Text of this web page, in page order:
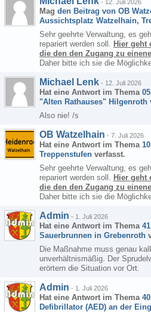
- 12. Juli 2026
Mag den Beitrag von OB
Aussichtsplatz Watzelhain,
Sehr geehrte Verwaltung, es
repariert werden soll. Hier geht
die den den Zugang zu
Daher bitte ich sie die
Michael Lenk - 12. Juli 2026
Hat eine Antwort im Thema
"Alten Rathauses" Hilgenroth
Also nie! /s
OB Watzelhain - 7. Juli 2026
Hat eine Antwort im Thema
Treppenstufen verfasst.
Sehr geehrte Verwaltung, es
repariert werden soll. Hier geht
die den den Zugang zu
Daher bitte ich sie die
Admin - 1. Juli 2026
Hat eine Antwort im Thema
Sauerbrunnen in Grebenroth
Die Maßnahme muss genau
unverhältnismäßig. Der
erörtern die Situation vor Ort.
Admin - 1. Juli 2026
Hat eine Antwort im Thema
Defibrillator (AED) an der